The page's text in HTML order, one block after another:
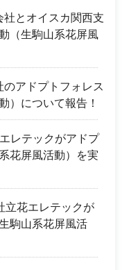
とオイスカ関西支
（生駒山系花屏風
アドプトフォレス
）について報告！
レテックがアドプ
花屏風活動）を実
立花エレテックが
駒山系花屏風活